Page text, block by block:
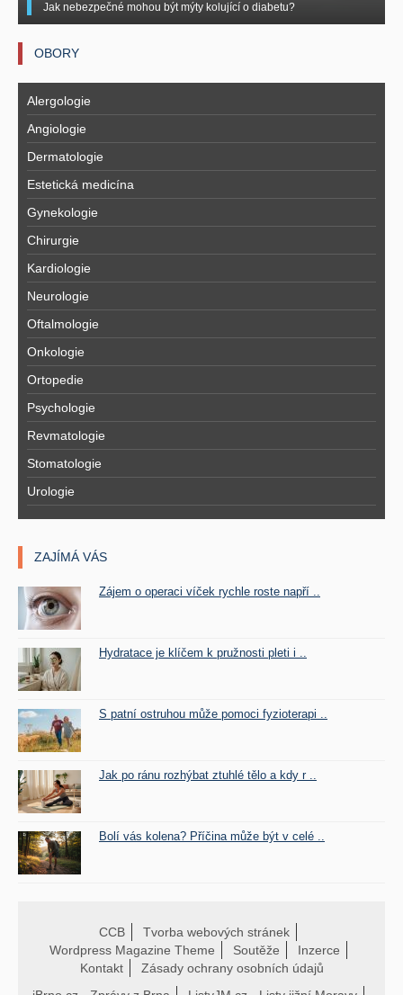
Jak nebezpečné mohou být mýty kolující o diabetu?
OBORY
Alergologie
Angiologie
Dermatologie
Estetická medicína
Gynekologie
Chirurgie
Kardiologie
Neurologie
Oftalmologie
Onkologie
Ortopedie
Psychologie
Revmatologie
Stomatologie
Urologie
ZAJÍMÁ VÁS
Zájem o operaci víček rychle roste napří ..
Hydratace je klíčem k pružnosti pleti i ..
S patní ostruhou může pomoci fyzioterapi ..
Jak po ránu rozhýbat ztuhlé tělo a kdy r ..
Bolí vás kolena? Příčina může být v celé ..
CCB
Tvorba webových stránek
Wordpress Magazine Theme
Soutěže
Inzerce
Kontakt
Zásady ochrany osobních údajů